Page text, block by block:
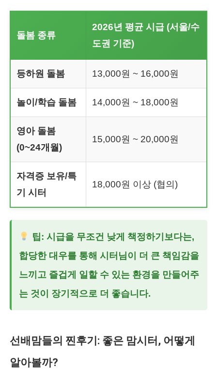
돌봄 종류
2026년 평균 시급 (서울/수
도권 기준)
등하원 돌봄 13,000원 ~ 16,000원
놀이/학습 돌봄 14,000원 ~ 18,000원
영아 돌봄
(0~24개월)
15,000원 ~ 20,000원
자격증 보유/특
기 시터
18,000원 이상 (협의)
팁: 시급을 무조건 낮게 책정하기보다는,
합당한 대우를 통해 시터님이 더 큰 책임감을
느끼고 즐겁게 일할 수 있는 환경을 만들어주
는 것이 장기적으로 더 좋습니다.
선배맘들의 찐후기: 좋은 맘시터, 어떻게
알아볼까?